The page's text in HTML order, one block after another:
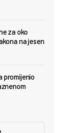
za oko
na jesen
promijenio